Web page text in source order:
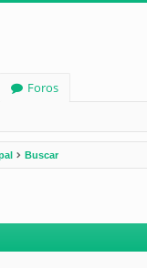
Foros
Buscar